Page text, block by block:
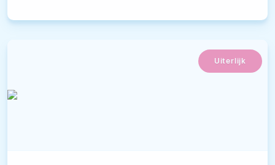
Uiterlijk